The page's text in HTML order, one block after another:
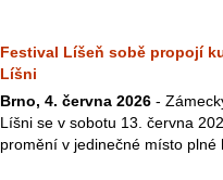
Festival Líšeň sobě propojí
Líšni
Brno, 4. června 2026 -
Líšni se v sobotu 13. června
promění v jedinečné místo plné